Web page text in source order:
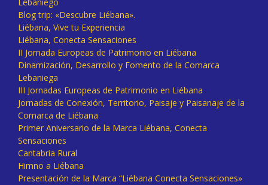
Blog trip: «Descubre Liébana».
Liébana, Vive tu Experiencia
Liébana, Conecta Sensaciones
II Jornada Europeas de Patrimonio en Liébana
Dinamización, Desarrollo y Fomento de la Comarca
Lebaniega
III Jornadas Europeas de Patrimonio en Liébana
Jornadas de Conexión, Territorio, Paisaje y Paisanaje de la
Comarca de Liébana
Primer Aniversario de la Marca Liébana, Conecta
Sensaciones
Cantabria Rural
Himno a Liébana
Presentación de la Marca “Liébana Conecta Sensaciones»